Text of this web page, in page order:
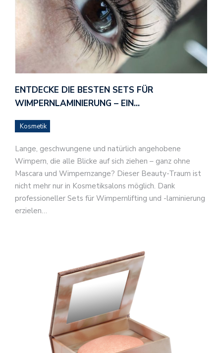
ENTDECKE DIE BESTEN SETS FÜR
WIMPERNLAMINIERUNG – EIN…
Kosmetik
Lange, geschwungene und natürlich angehobene
Wimpern, die alle Blicke auf sich ziehen – ganz ohne
Mascara und Wimpernzange? Dieser Beauty-Traum ist
nicht mehr nur in Kosmetiksalons möglich. Dank
professioneller Sets für Wimpernlifting und -laminierung
erzielen…